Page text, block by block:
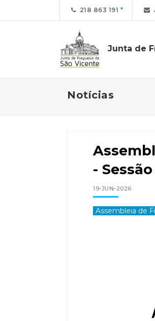
218 863 191
Junta de
Notícias
-
19-JUN-2026
Assembleia de